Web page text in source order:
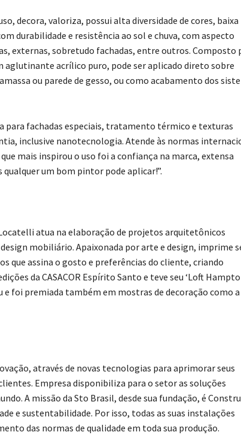
decora, valoriza, possui alta diversidade de cores, baixa
durabilidade e resistência ao sol e chuva, com aspecto
externas, sobretudo fachadas, entre outros. Composto
acrílico puro, pode ser aplicado direto sobre
ou parede de gesso, ou como acabamento dos
para fachadas especiais, tratamento térmico e texturas
inclusive nanotecnologia. Atende às normas
mais inspirou o uso foi a confiança na marca, extensa
um bom pintor pode aplicar!”.
atua na elaboração de projetos arquitetônicos
mobiliário. Apaixonada por arte e design, imprime
que assina o gosto e preferências do cliente, criando
da CASACOR Espírito Santo e teve seu ‘Loft
foi premiada também em mostras de decoração como a
através de novas tecnologias para aprimorar seus
Empresa disponibiliza para o setor as soluções
A missão da Sto Brasil, desde sua fundação, é
e sustentabilidade. Por isso, todas as suas instalações
das normas de qualidade em toda sua produção.